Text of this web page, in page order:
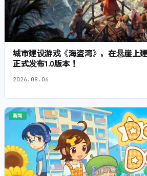
城市建设游戏《海盗湾》，在悬崖上
正式发布1.0版本！
2026.08.06
新闻